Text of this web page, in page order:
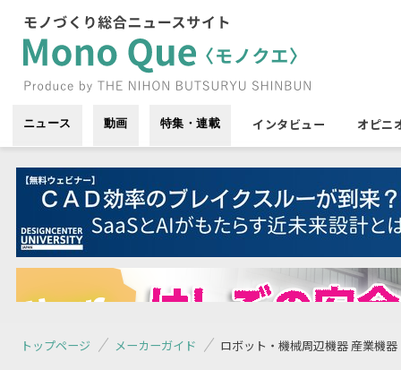
ニュース 動画 特集・連載 インタビュー オピニ
トップページ メーカーガイド ロボット・機械周辺機器 産業機器